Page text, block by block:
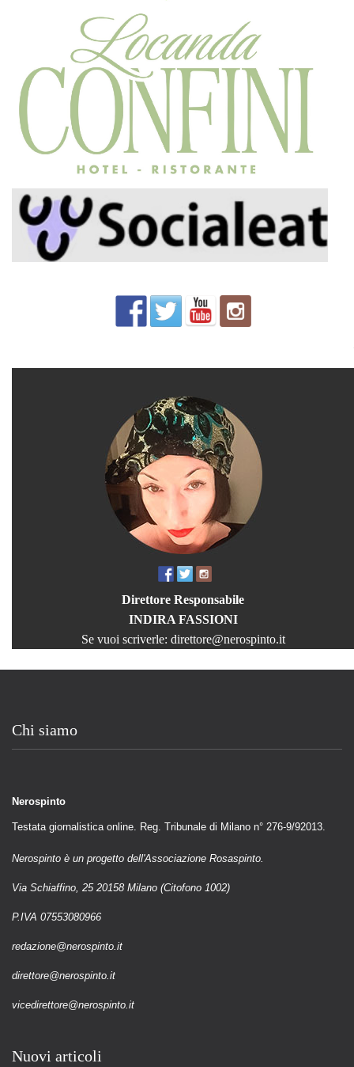
Direttore Responsabile
INDIRA FASSIONI
Se vuoi scriverle: direttore@nerospinto.it
Chi siamo
Nerospinto
Testata giornalistica online. Reg. Tribunale di Milano n° 276-9/92013.
Nerospinto è un progetto dell'Associazione Rosaspinto.
Via Schiaffino, 25 20158 Milano (Citofono 1002)
P.IVA 07553080966
redazione@nerospinto.it
direttore@nerospinto.it
vicedirettore@nerospinto.it
Nuovi articoli